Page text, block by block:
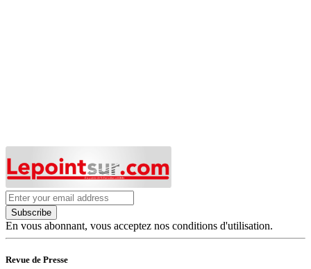
Subscribe
En vous abonnant, vous acceptez nos conditions d'utilisation.
Revue de Presse